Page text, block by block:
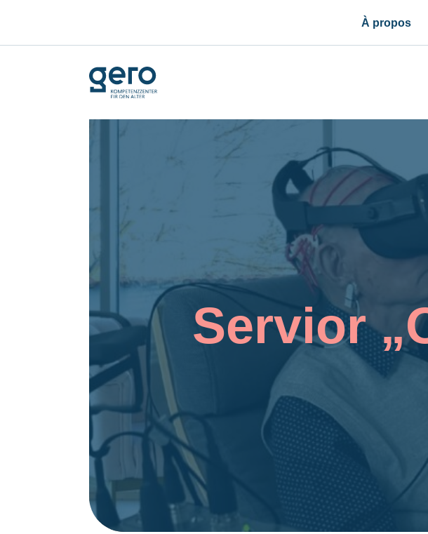
À propos
Servior